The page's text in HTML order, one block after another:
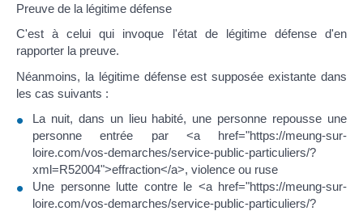
Preuve de la légitime défense
C'est à celui qui invoque l'état de légitime défense d'en
rapporter la preuve.
Néanmoins, la légitime défense est supposée existante dans
les cas suivants :
La nuit, dans un lieu habité, une personne repousse une
personne entrée par <a href="https://meung-sur-
loire.com/vos-demarches/service-public-particuliers/?
xml=R52004">effraction</a>, violence ou ruse
Une personne lutte contre le <a href="https://meung-sur-
loire.com/vos-demarches/service-public-particuliers/?